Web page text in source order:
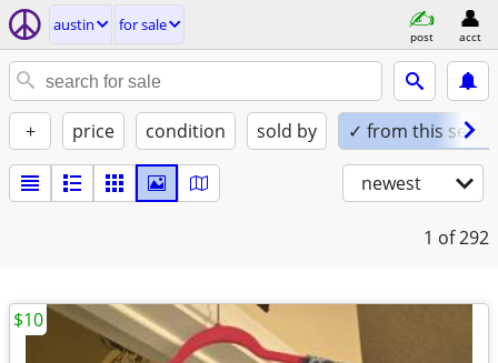
austin for sale
post acct
+ price condition sold by ✓ from this seller
newest
1 of 292
$10